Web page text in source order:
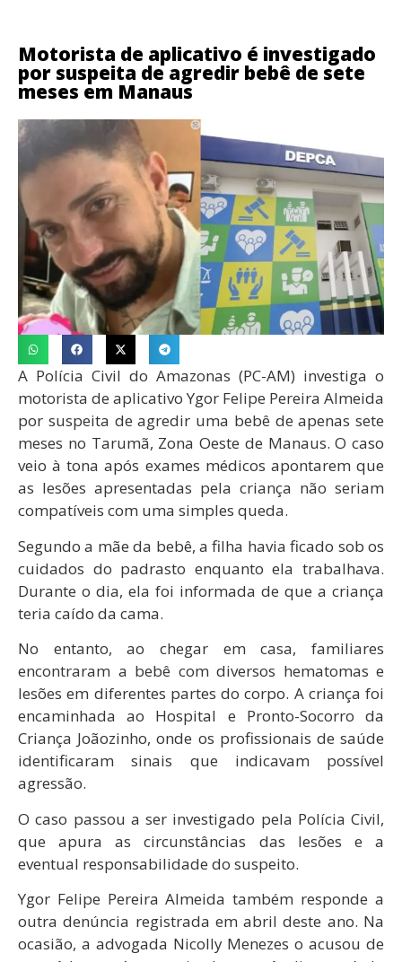
Motorista de aplicativo é investigado
por suspeita de agredir bebê de sete
meses em Manaus
A Polícia Civil do Amazonas (PC-AM) investiga o
motorista de aplicativo Ygor Felipe Pereira Almeida
por suspeita de agredir uma bebê de apenas sete
meses no Tarumã, Zona Oeste de Manaus. O caso
veio à tona após exames médicos apontarem que
as lesões apresentadas pela criança não seriam
compatíveis com uma simples queda.
Segundo a mãe da bebê, a filha havia ficado sob os
cuidados do padrasto enquanto ela trabalhava.
Durante o dia, ela foi informada de que a criança
teria caído da cama.
No entanto, ao chegar em casa, familiares
encontraram a bebê com diversos hematomas e
lesões em diferentes partes do corpo. A criança foi
encaminhada ao Hospital e Pronto-Socorro da
Criança Joãozinho, onde os profissionais de saúde
identificaram sinais que indicavam possível
agressão.
O caso passou a ser investigado pela Polícia Civil,
que apura as circunstâncias das lesões e a
eventual responsabilidade do suspeito.
Ygor Felipe Pereira Almeida também responde a
outra denúncia registrada em abril deste ano. Na
ocasião, a advogada Nicolly Menezes o acusou de